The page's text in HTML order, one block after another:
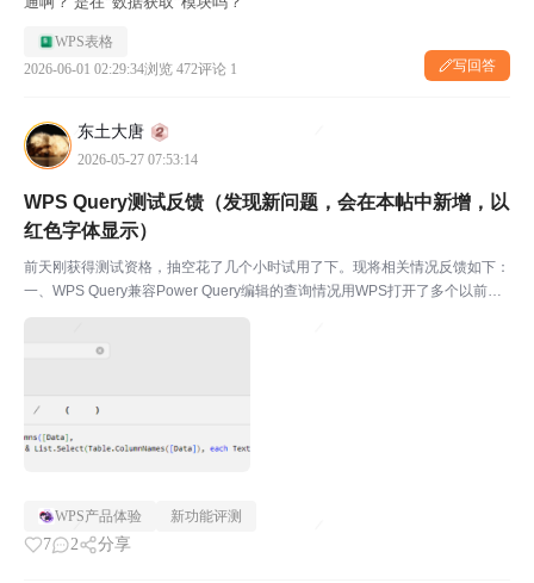
WPS表格
2026-06-01 02:29:34浏览 472评论 1 写回答
东土大唐
2026-05-27 07:53:14
WPS Query测试反馈（发现新问题，会在本帖中新增，以
红色字体显示）
前天刚获得测试资格，抽空花了几个小时试用了下。现将相关情况反馈如下：
一、WPS Query兼容Power Query编辑的查询情况用WPS打开了多个以前用
WPS产品体验 新功能评测
7 2 分享